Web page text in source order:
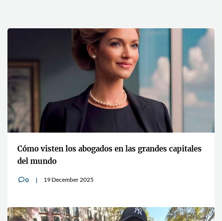
Cómo visten los abogados en las grandes capitales
del mundo
v0 19 December 2025